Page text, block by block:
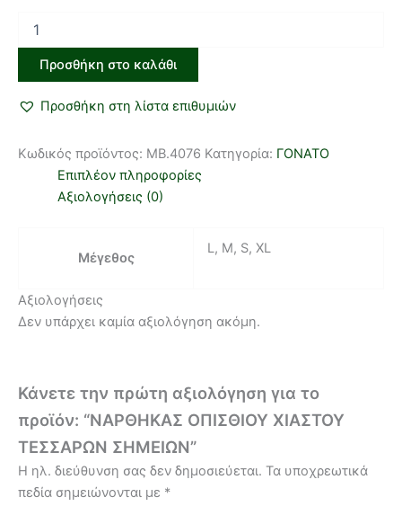
Προσθήκη στο καλάθι
Προσθήκη στη λίστα επιθυμιών
Κωδικός προϊόντος: MB.4076 Κατηγορία: ΓΟΝΑΤΟ
Επιπλέον πληροφορίες
Αξιολογήσεις (0)
Μέγεθος
L, M, S, XL
Αξιολογήσεις
Δεν υπάρχει καμία αξιολόγηση ακόμη.
Κάνετε την πρώτη αξιολόγηση για το
προϊόν: “ΝΑΡΘΗΚΑΣ ΟΠΙΣΘΙΟΥ ΧΙΑΣΤΟΥ
ΤΕΣΣΑΡΩΝ ΣΗΜΕΙΩΝ”
Η ηλ. διεύθυνση σας δεν δημοσιεύεται. Τα υποχρεωτικά
πεδία σημειώνονται με *